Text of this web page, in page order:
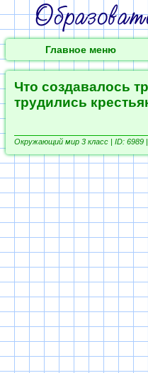
Главное меню
Что создавалось
трудились
Окружающий мир 3 класс | ID: 6989